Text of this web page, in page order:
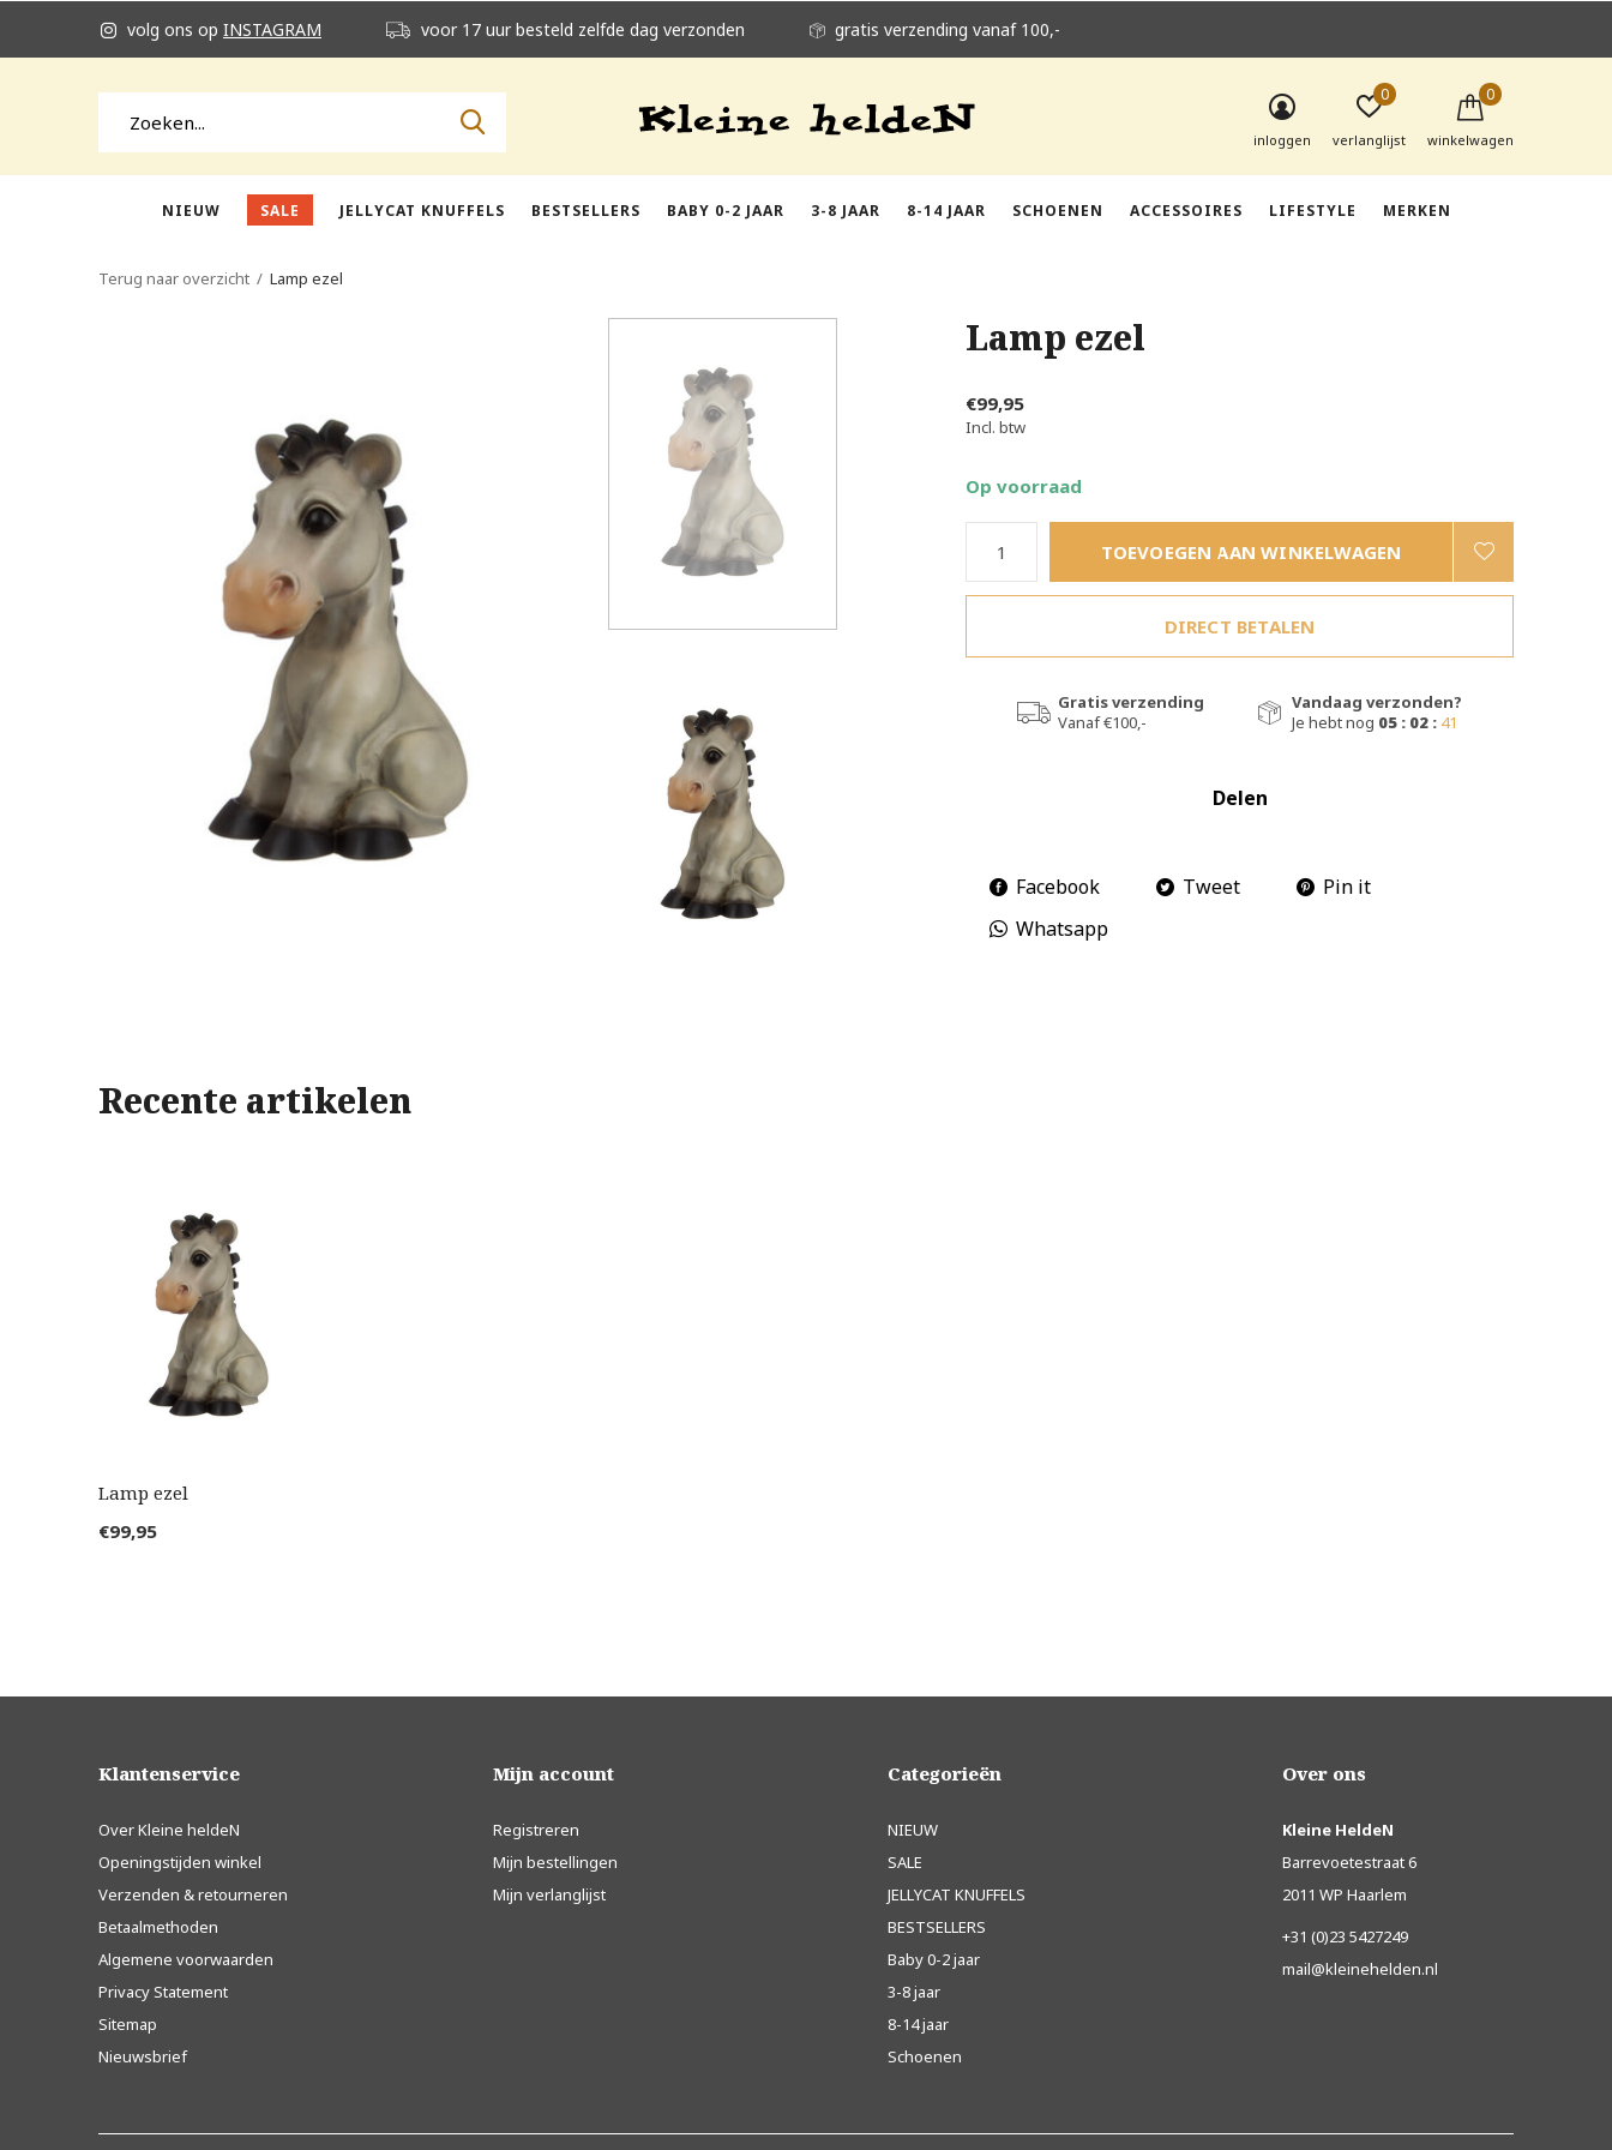
NIEUW SALE JELLYCAT KNUFFELS BESTSELLERS BABY 0-2 JAAR 3-8 JAAR 8-14 JAAR SCHOENEN ACCESSOIRES LIFESTYLE MERKEN
inloggen verlanglijst
0
winkelwagen
0
volg ons op INSTAGRAM voor 17 uur besteld zelfde dag verzonden gratis verzending vanaf 100,-
Terug naar overzicht Lamp ezel
Lamp ezel
€99,95
Incl. btw
Op voorraad
TOEVOEGEN AAN WINKELWAGEN
DIRECT BETALEN
Gratis verzending
Vanaf €100,-
Vandaag verzonden?
Je hebt nog 05 : 02 : 40
Delen
Facebook Tweet
Pin it
Whatsapp
Recente artikelen
Lamp ezel
€99,95
Klantenservice
Over Kleine heldeN
Openingstijden winkel
Verzenden & retourneren
Betaalmethoden
Algemene voorwaarden
Privacy Statement
Sitemap
Nieuwsbrief
Mijn account
Registreren
Mijn bestellingen
Mijn verlanglijst
Categorieën
NIEUW
SALE
JELLYCAT KNUFFELS
BESTSELLERS
Baby 0-2 jaar
3-8 jaar
8-14 jaar
Schoenen
Over ons
Kleine HeldeN
Barrevoetestraat 6
2011 WP Haarlem
+31 (0)23 5427249
mail@kleinehelden.nl